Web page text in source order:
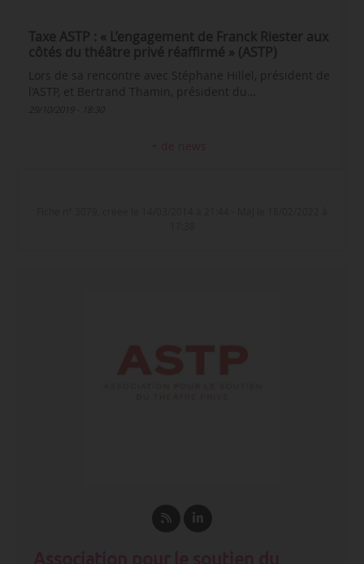
Taxe ASTP : « L’engagement de Franck Riester aux
côtés du théâtre privé réaffirmé » (ASTP)
Lors de sa rencontre avec Stéphane Hillel, président de
l’ASTP, et Bertrand Thamin, président du…
29/10/2019 - 18:30